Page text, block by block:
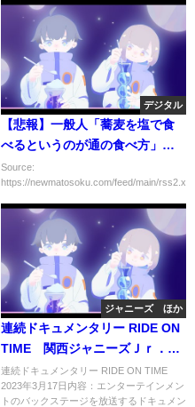
デジタル
【悲報】一般人「蕎麦を塩で食
べるというのが通の食べ方」老
舗蕎麦屋「…」 →
Source:
https://newmatosoku.com/feed/main/
ジャニーズ ほか
連続ドキュメンタリー RIDE ON
TIME 関西ジャニーズＪｒ．に
密着 3月17日
連続ドキュメンタリー RIDE ON TIME
2023年3月17日内容：エンターテインメン
トのバックステージを放送するドキュメン